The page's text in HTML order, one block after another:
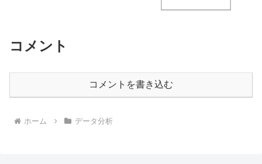
コメント
コメントを書き込む
ホーム データ分析